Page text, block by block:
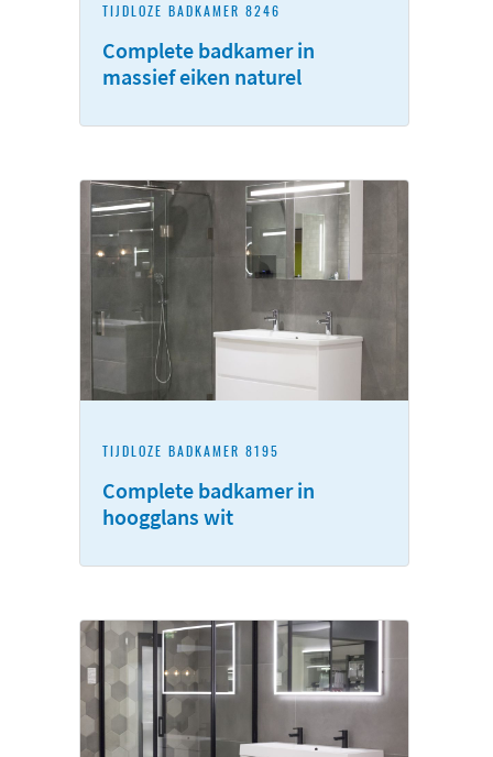
TIJDLOZE BADKAMER 8246
Complete badkamer in
massief eiken naturel
TIJDLOZE BADKAMER 8195
Complete badkamer in
hoogglans wit